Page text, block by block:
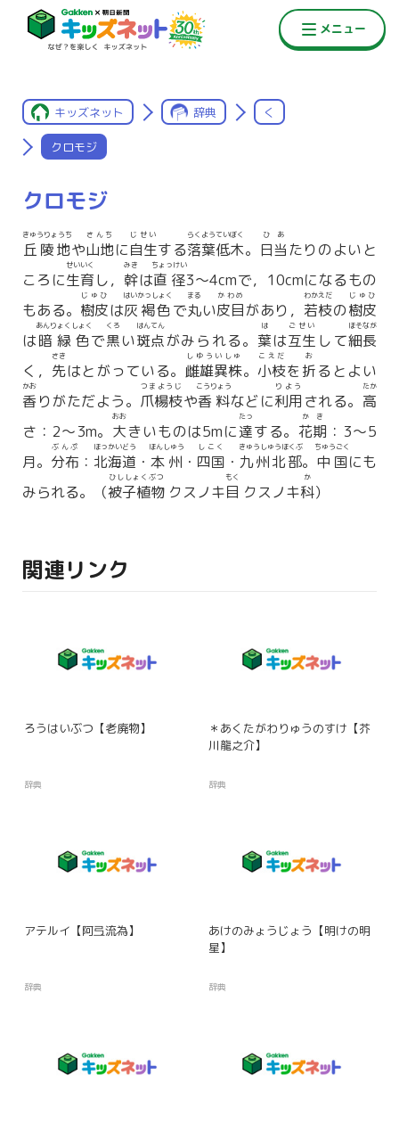
キッズネット 辞典 く
クロモジ
クロモジ
丘陵地
きゅうりょうち
や山地
さんち
に自生
じせい
する落葉低木
らくようていぼく
。 日当
ひあ
たりのよいと
ころに生育
せいいく
し， 幹
みき
は直径
ちょっけい
3〜4cmで，10cmになるもの
もある。 樹皮
じゅひ
は灰褐色
はいかっしょく
で丸
まる
い皮目
かわめ
があり， 若枝
わかえだ
の樹皮
じゅひ
は暗緑色
あんりょくしょく
で黒
くろ
い斑点
はんてん
がみられる。 葉
は
は互生
ごせい
して細長
ほそなが
く， 先
さき
はとがっている。 雌雄異株
しゆういしゅ
。 小枝
こえだ
を 折
お
るとよい
香
かお
りがただよう。 爪楊枝
つまようじ
や香料
こうりょう
などに利用
りよう
される。 高
たか
さ：2〜3m。 大
おお
きいものは5mに達
たっ
する。 花期
かき
：3〜5
月。 分布
ぶんぷ
： 北海道
ほっかいどう
・ 本州
ほんしゅう
・ 四国
しこく
・ 九州北部
きゅうしゅうほくぶ
。 中国
ちゅうごく
にも
みられる。（被子植物
ひししょくぶつ
クスノキ目
もく
クスノキ科
か
）
関連リンク
ろうはいぶつ【老廃物】
辞典
＊あくたがわりゅうのすけ【芥
川龍之介】
辞典
アテルイ【阿弖流為】
辞典
あけのみょうじょう【明けの明
星】
辞典